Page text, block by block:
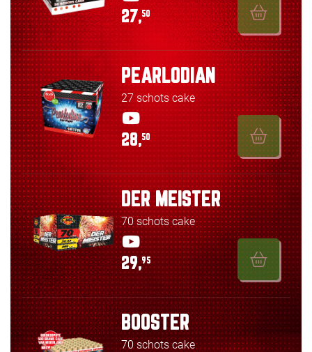
27,50
PEARLODIAN
27 schots cake
28,50
DER MEISTER
70 schots cake
29,95
BOOSTER
70 schots cake